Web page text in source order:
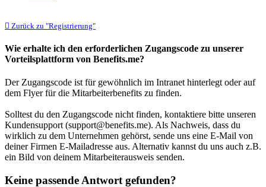
Zurück zu "Registrierung"
Wie erhalte ich den erforderlichen Zugangscode zu unserer
Vorteilsplattform von Benefits.me?
Der Zugangscode ist für gewöhnlich im Intranet hinterlegt oder auf
dem Flyer für die Mitarbeiterbenefits zu finden.
Solltest du den Zugangscode nicht finden, kontaktiere bitte unseren
Kundensupport (support@benefits.me). Als Nachweis, dass du
wirklich zu dem Unternehmen gehörst, sende uns eine E-Mail von
deiner Firmen E-Mailadresse aus. Alternativ kannst du uns auch z.B.
ein Bild von deinem Mitarbeiterausweis senden.
Keine passende Antwort gefunden?